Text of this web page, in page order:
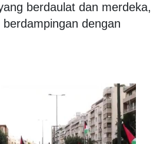
berdaulat dan merdeka,
dengan